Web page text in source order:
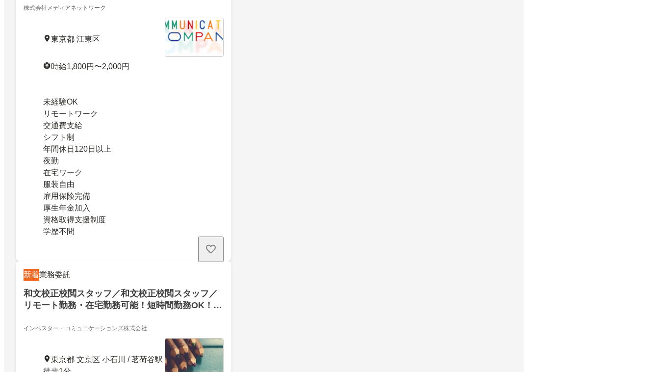
株式会社メディアネットワーク
東京都 江東区
時給1,800円〜2,000円
未経験OK
リモートワーク
交通費支給
シフト制
年間休日120日以上
夜勤
在宅ワーク
服装自由
雇用保険完備
厚生年金加入
資格取得支援制度
学歴不問
新着業務委託
和文校正校閲スタッフ／和文校正校閲スタッフ／
リモート勤務・在宅勤務可能！短時間勤務OK！1
インベスター・コミュニケーションズ株式会社
東京都 文京区 小石川 / 茗荷谷駅